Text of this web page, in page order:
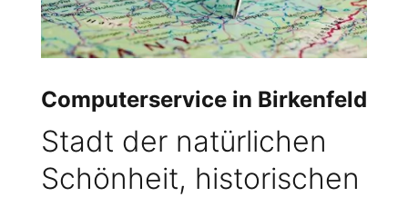
Computerservice in Birkenfeld
Stadt der natürlichen
Schönheit, historischen